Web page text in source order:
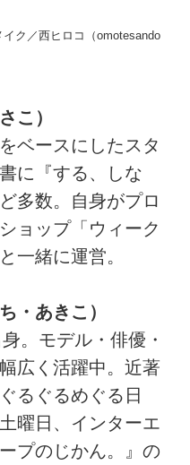
ク／西ヒロコ（omotesando
こ）
ベースにしたスタ
に『する、しな
多数。自身がプロ
ョップ「ウィーク
一緒に運営。
・あきこ）
。モデル・俳優・
広く活躍中。近著
るぐるめぐる日
曜日、インターエ
プのじかん。』の